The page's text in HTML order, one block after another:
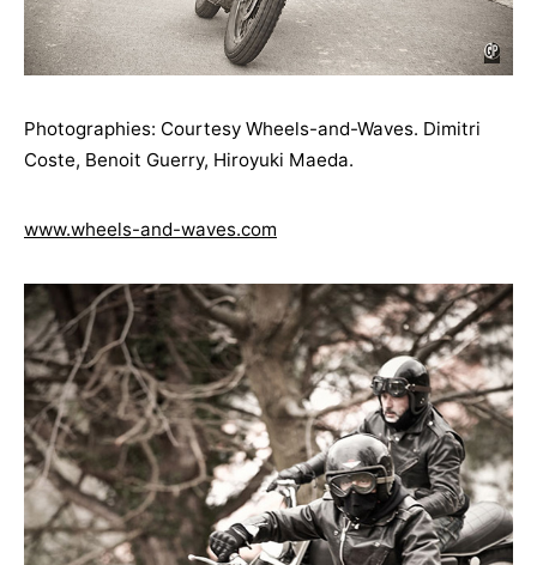
Photographies: Courtesy Wheels-and-Waves. Dimitri
Coste, Benoit Guerry, Hiroyuki Maeda.
www.wheels-and-waves.com